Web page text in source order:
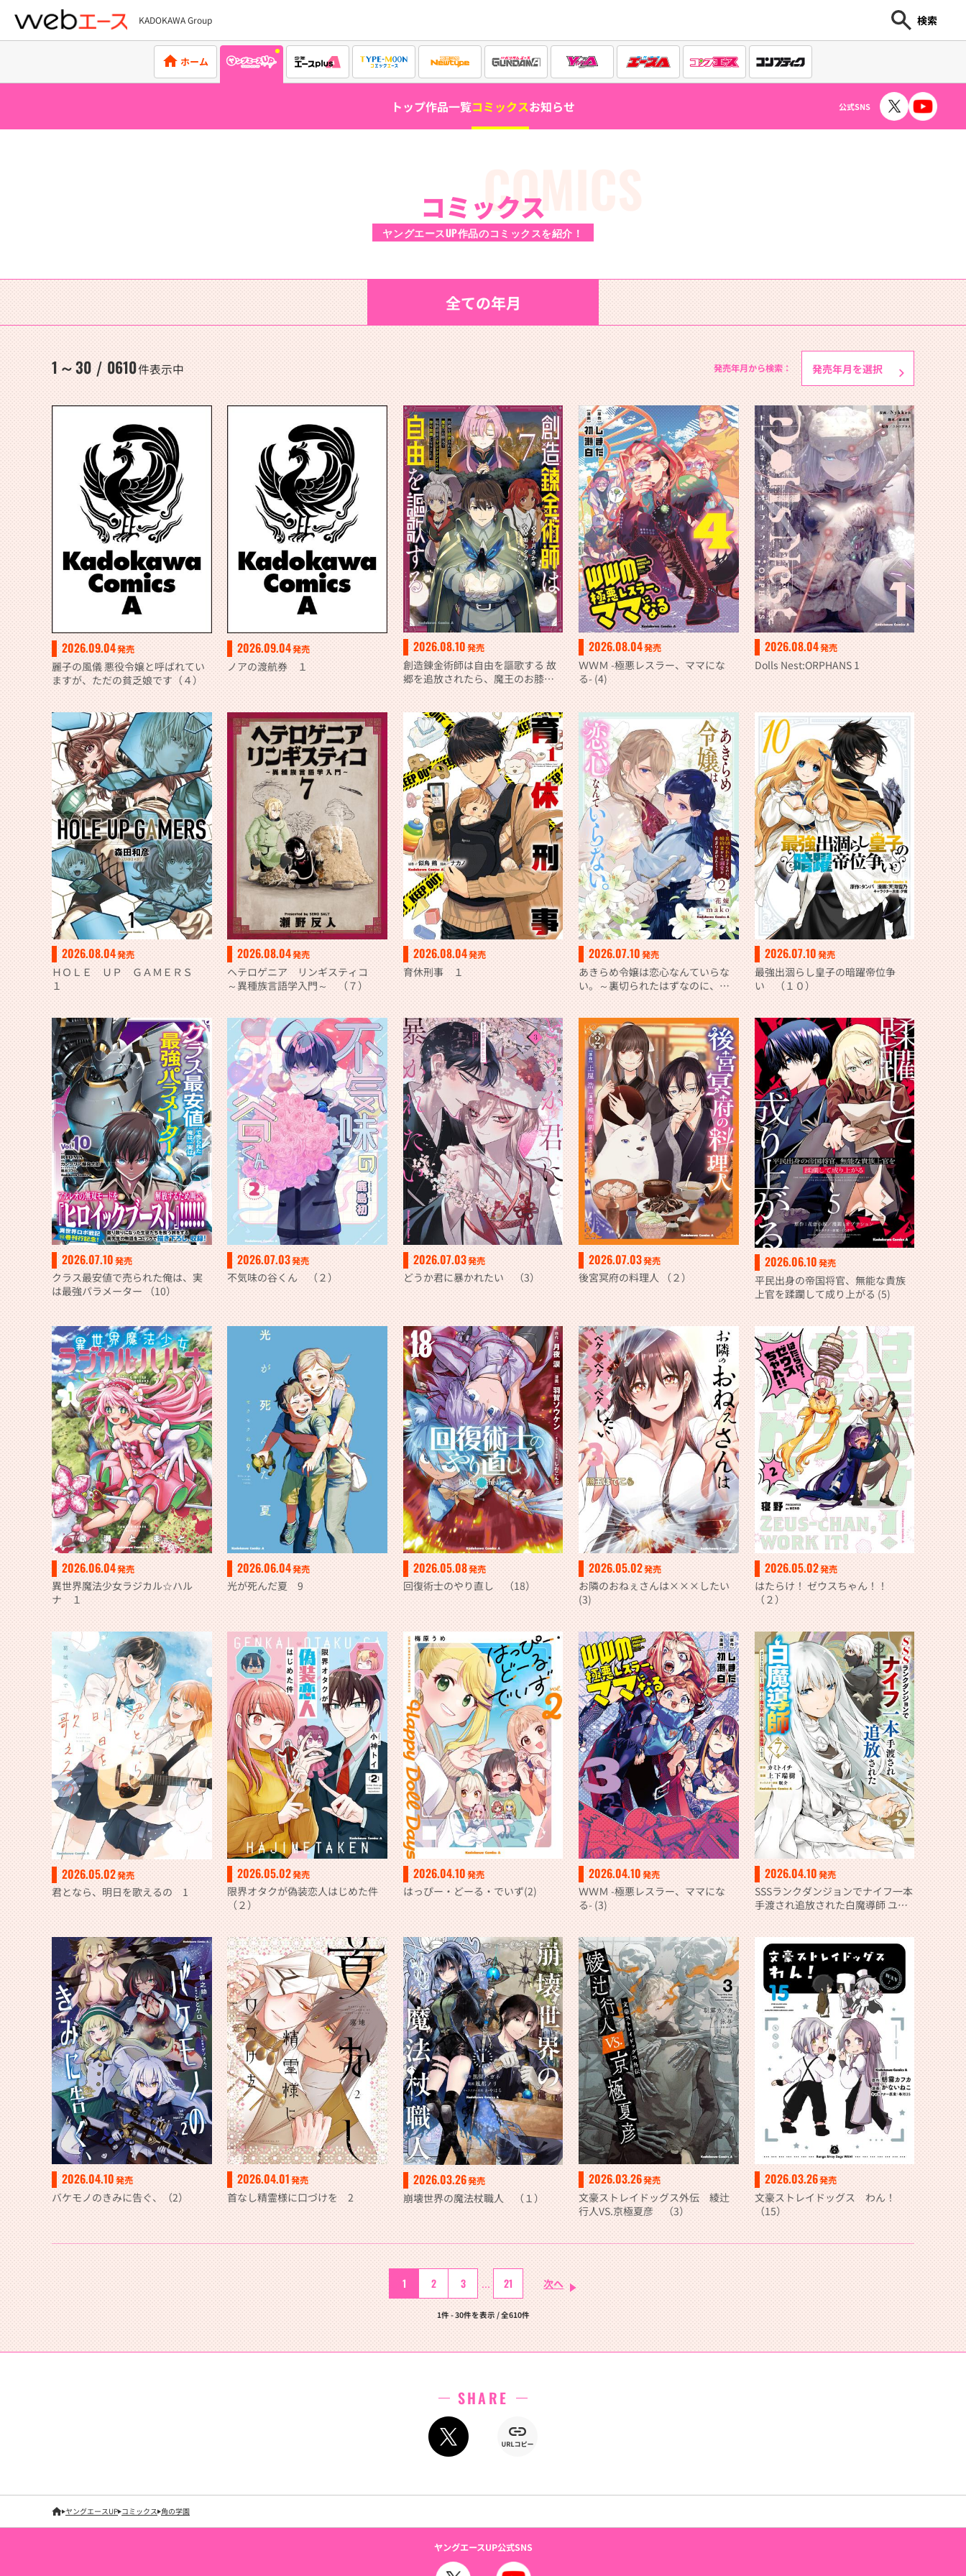
webエース
KADOKAWA Group 検索
ホーム
トップ作品一覧コミックスお知らせ 公式SNS
COMICS
コミックス
ヤングエースUP作品のコミックスを紹介！
全ての年月
1 ～30 / 0610件表示中 発売年月から検索：
2026.09.04発売
麗子の風儀 悪役令嬢と呼ばれてい
ますが、ただの貧乏娘です（４）
2026.09.04発売
ノアの渡航券 １
2026.08.10発売
創造錬金術師は自由を謳歌する 故
郷を追放されたら、魔王のお膝元
2026.08.04発売
ＷＷＭ -極悪レスラー、ママにな
る- (4)
2026.08.04発売
Dolls Nest:ORPHANS 1
2026.08.04発売
ＨＯＬＥ ＵＰ ＧＡＭＥＲＳ
１
2026.08.04発売
ヘテロゲニア リンギスティコ
～異種族言語学入門～ （７）
2026.08.04発売
育休刑事 １
2026.07.10発売
あきらめ令嬢は恋心なんていらな
い。～裏切られたはずなのに、婚
2026.07.10発売
最強出涸らし皇子の暗躍帝位争
い （１０）
2026.07.10発売
クラス最安値で売られた俺は、実
は最強パラメーター （10）
2026.07.03発売
不気味の谷くん （２）
2026.07.03発売
どうか君に暴かれたい （3）
2026.07.03発売
後宮冥府の料理人 （２）
2026.06.10発売
平民出身の帝国将官、無能な貴族
上官を蹂躙して成り上がる (5)
2026.06.04発売
異世界魔法少女ラジカル☆ハル
ナ １
2026.06.04発売
光が死んだ夏 9
2026.05.08発売
回復術士のやり直し （18）
2026.05.02発売
お隣のおねぇさんは×××したい
(3)
2026.05.02発売
はたらけ！ ゼウスちゃん！！
（２）
2026.05.02発売
君となら、明日を歌えるの 1
2026.05.02発売
限界オタクが偽装恋人はじめた件
（２）
2026.04.10発売
はっぴー・どーる・でいず(2)
2026.04.10発売
ＷＷＭ -極悪レスラー、ママにな
る- (3)
2026.04.10発売
SSSランクダンジョンでナイフ一本
手渡され追放された白魔導師 ユグ
る 7
2026.04.10発売
バケモノのきみに告ぐ、（2）
2026.04.01発売
首なし精霊様に口づけを 2
2026.03.26発売
崩壊世界の魔法杖職人 （１）
2026.03.26発売
文豪ストレイドッグス外伝 綾辻
行人VS.京極夏彦 （3）
2026.03.26発売
文豪ストレイドッグス わん！
（15）
1 2 3 ... 21 次へ
1件 - 30件を表示 / 全610件
SHARE
ヤングエースUP コミックス 角の学園
ヤングエースUP公式SNS